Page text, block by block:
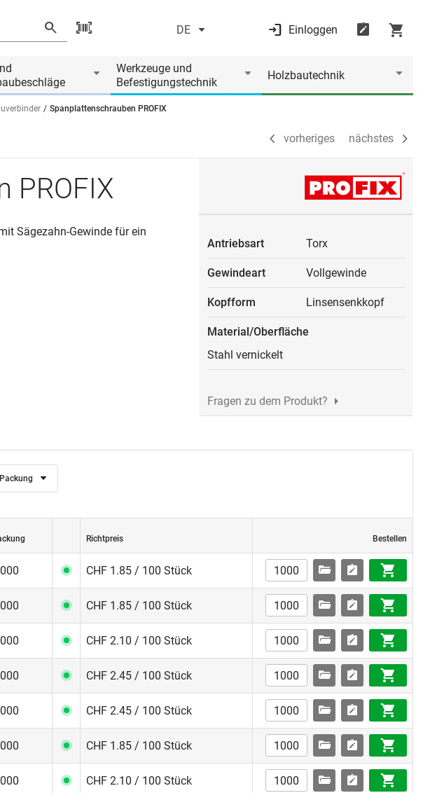
DE Einloggen
Werkzeuge und
Befestigungstechnik
Holzbautechnik
Spanplattenschrauben PROFIX
vorheriges nächstes
vorheriges nächstes
PROFIX
Sägezahn-Gewinde für ein
Antriebsart Torx
Gewindeart Vollgewinde
Kopfform Linsensenkkopf
Material/Oberfläche
Stahl vernickelt
Fragen zu dem Produkt?
Packung
Richtpreis Bestellen
CHF 1.85 / 100 Stück
CHF 1.85 / 100 Stück
CHF 2.10 / 100 Stück
CHF 2.45 / 100 Stück
CHF 2.45 / 100 Stück
CHF 1.85 / 100 Stück
CHF 2.10 / 100 Stück